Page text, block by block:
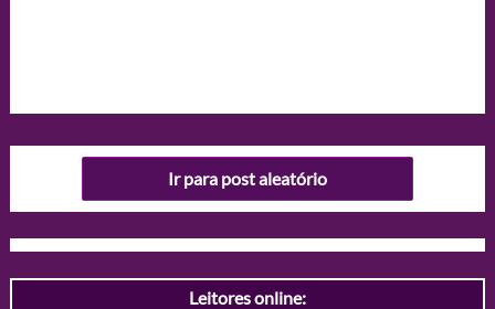
Ir para post aleatório
Leitores online: